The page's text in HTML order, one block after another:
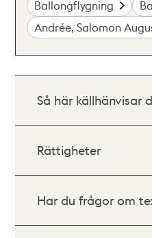
Ballongflygning
Andrée, Salomon
Så här källhänvisar
Rättigheter
Har du frågor om